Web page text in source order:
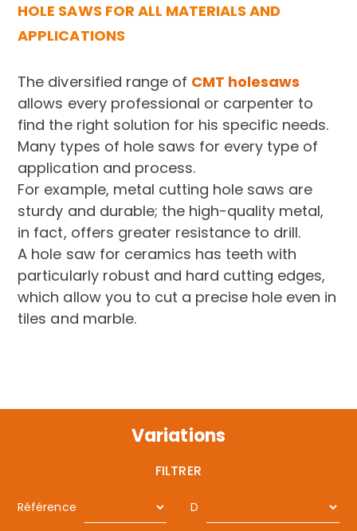
HOLE SAWS FOR ALL MATERIALS AND
APPLICATIONS
The diversified range of CMT holesaws
allows every professional or carpenter to
find the right solution for his specific needs.
Many types of hole saws for every type of
application and process.
For example, metal cutting hole saws are
sturdy and durable; the high-quality metal,
in fact, offers greater resistance to drill.
A hole saw for ceramics has teeth with
particularly robust and hard cutting edges,
which allow you to cut a precise hole even in
tiles and marble.
Variations
FILTRER
Référence D